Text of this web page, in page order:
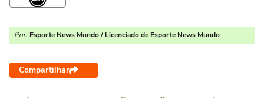
Por: Esporte News Mundo / Licenciado de Esporte News Mundo
Compartilhar